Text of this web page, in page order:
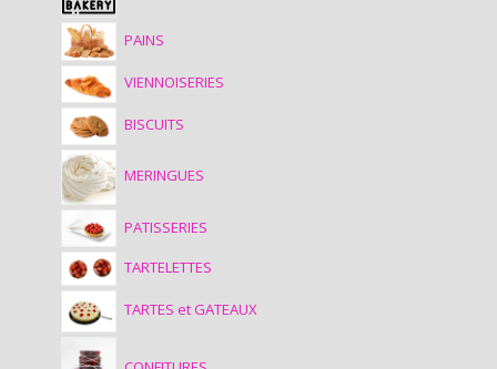
PAINS
VIENNOISERIES
BISCUITS
MERINGUES
PATISSERIES
TARTELETTES
TARTES et GATEAUX